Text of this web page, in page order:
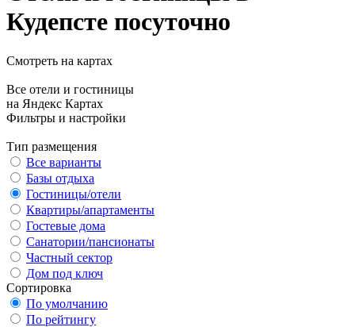
Кудепсте посуточно
Смотреть на картах
Все отели и гостиницы
на Яндекс Картах
Фильтры и настройки
Тип размещения
Все варианты
Базы отдыха
Гостиницы/отели
Квартиры/апартаменты
Гостевые дома
Санатории/пансионаты
Частный сектор
Дом под ключ
Сортировка
По умолчанию
По рейтингу